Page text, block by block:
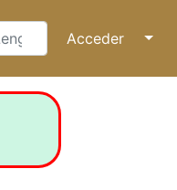
Acceder ↓